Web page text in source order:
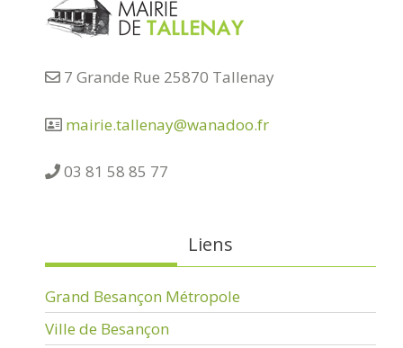
7 Grande Rue 25870 Tallenay
mairie.tallenay@wanadoo.fr
03 81 58 85 77
Liens
Grand Besançon Métropole
Ville de Besançon